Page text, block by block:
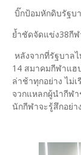
บิ๊กป้อมหักดิบรัฐบ
ย้ำชัดจัดแข่ง38กีฬ
หลังจากที่รัฐบาล
14 สมาคมกีฬาแฮ
ล่าช้าทุกอย่าง ไม่
จวกแหลกผู้นำกีฬา
นักกีฬาจะรู้สึกอย่า